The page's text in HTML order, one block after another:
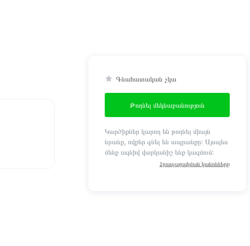
Գնահատական չկա
Թողնել մեկնաբանություն
Կարծիքներ կարող են թողնել միայն
նրանք, ովքեր գնել են ապրանքը: Այսպես
մենք ազնիվ վարկանիշ ենք կազմում:
Հրապարակման կանոնները